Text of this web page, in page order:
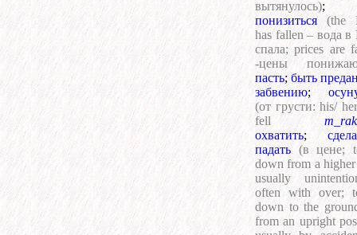
вытянулось);
понизиться
(the
has fallen – вода в
спала; prices are
-цены
пасть;быть
забвению;
(от грусти: his/
fell
охватить;
падать (в цене;
down from a
usually
often with over;
down to the
from an upright